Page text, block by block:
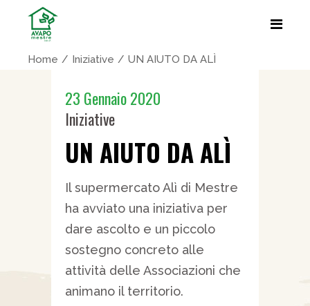
Home Iniziative UN AIUTO DA ALÌ
23 Gennaio 2020
Iniziative
UN AIUTO DA ALÌ
Il supermercato Alì di Mestre
ha avviato una iniziativa per
dare ascolto e un piccolo
sostegno concreto alle
attività delle Associazioni che
animano il territorio.